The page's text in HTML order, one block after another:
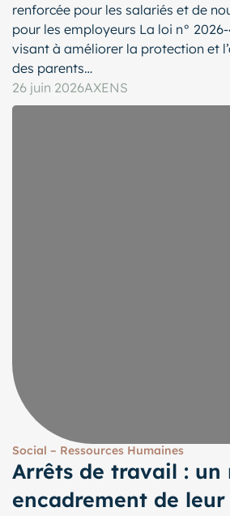
renforcée pour les salariés et de
pour les employeurs La loi n°
visant à améliorer la protection et
des parents…
26 juin 2026AXENS
Social – Ressources Humaines
Arrêts de travail : un
encadrement de